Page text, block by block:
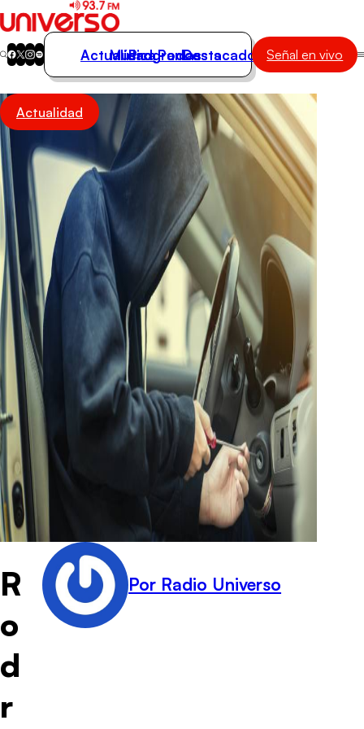
Actualidad
Música
Programas
Podcasts
Destacados
Actualidad
Música
Programas
Podcasts
Destacados Señal en vivo
Actualidad
R
o
d
r
Por Radio Universo